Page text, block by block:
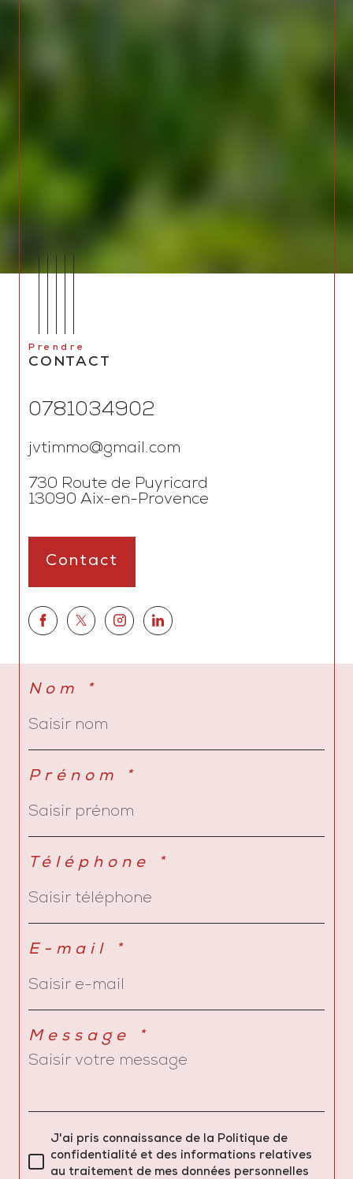
Nom *
Prénom *
Téléphone *
E-mail *
Message *
J'ai pris connaissance de la Politique de
confidentialité et des informations relatives
au traitement de mes données personnelles
Prendre
CONTACT
0781034902
jvtimmo@gmail.com
730 Route de Puyricard
13090
Aix-en-Provence
Contact